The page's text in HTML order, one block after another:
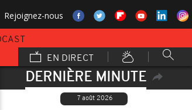
Rejoignez-nous
EN DIRECT
DERNIÈRE MINUTE
7 août 2026